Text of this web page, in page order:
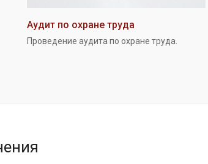
Аудит по охране труда
Проведение аудита по охране труда.